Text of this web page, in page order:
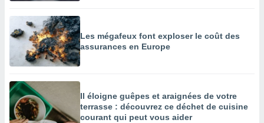
Les mégafeux font exploser le coût des
assurances en Europe
Il éloigne guêpes et araignées de votre
terrasse : découvrez ce déchet de cuisine
courant qui peut vous aider